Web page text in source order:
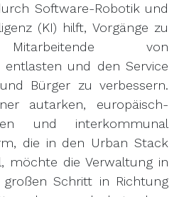
Software-Robotik und
(KI) hilft, Vorgänge zu
Mitarbeitende von
entlasten und den Service
Bürger zu verbessern.
autarken, europäisch-
und interkommunal
die in den Urban Stack
möchte die Verwaltung in
Schritt in Richtung